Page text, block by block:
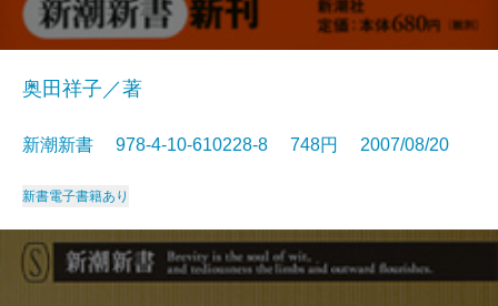
奥田祥子／著
新潮新書 978-4-10-610228-8 748円 2007/08/20
新書電子書籍あり